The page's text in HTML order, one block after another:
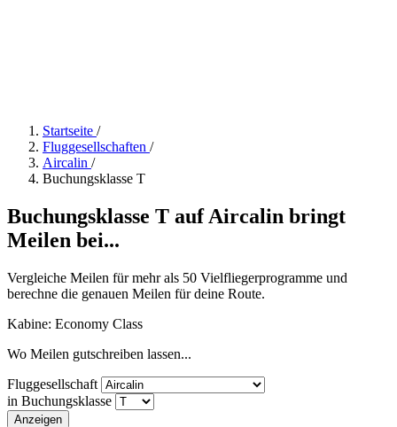
Startseite /
Fluggesellschaften /
Aircalin /
Buchungsklasse T
Buchungsklasse T auf Aircalin bringt
Meilen bei...
Vergleiche Meilen für mehr als 50 Vielfliegerprogramme und
berechne die genauen Meilen für deine Route.
Kabine: Economy Class
Wo Meilen gutschreiben lassen...
Fluggesellschaft
in Buchungsklasse
Anzeigen